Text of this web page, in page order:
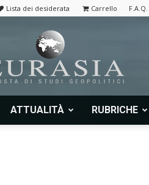
Lista dei desiderata Carrello F.A.Q.
ATTUALITÀ RUBRICHE